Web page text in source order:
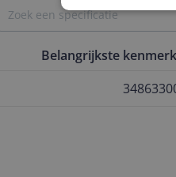
Belangrijkste